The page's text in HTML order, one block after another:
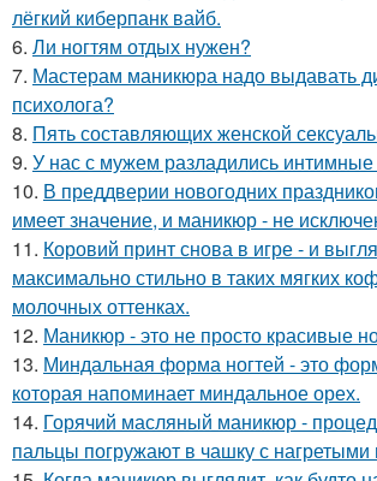
лёгкий киберпанк вайб.
6. Ли ногтям отдых нужен?
7. Мастерам маникюра надо выдавать
психолога?
8. Пять составляющих женской
9. У нас с мужем разладились
10. В преддверии новогодних
имеет значение, и маникюр - не
11. Коровий принт снова в игре - и
максимально стильно в таких мягких
молочных оттенках.
12. Маникюр - это не просто красивые
13. Миндальная форма ногтей - это
которая напоминает миндальное орех.
14. Горячий масляный маникюр -
пальцы погружают в чашку с